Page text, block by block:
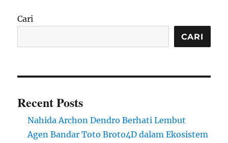
Cari
CARI
Recent Posts
Nahida Archon Dendro Berhati Lembut
Agen Bandar Toto Broto4D dalam Ekosistem